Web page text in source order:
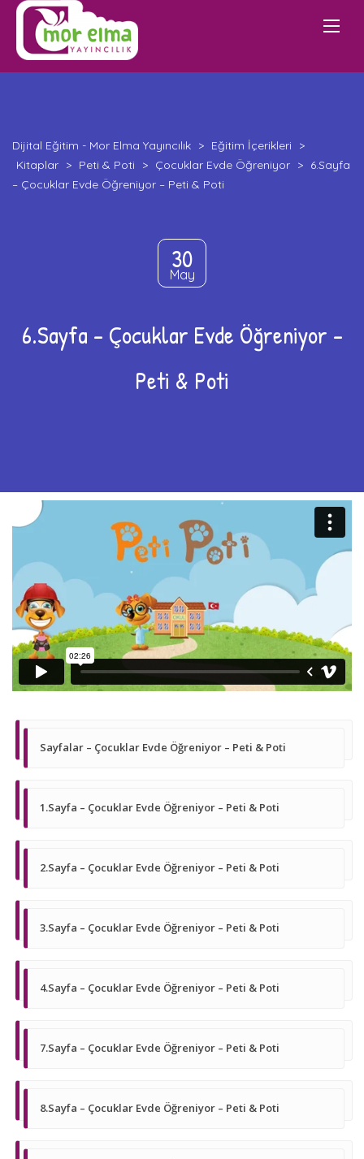
Dijital Eğitim - Mor Elma Yayıncılık > Eğitim İçerikleri
>
Kitaplar > Peti & Poti > Çocuklar Evde Öğreniyor > 6.Sayfa
– Çocuklar Evde Öğreniyor – Peti & Poti
30
May
6.Sayfa – Çocuklar Evde Öğreniyor –
Peti & Poti
Sayfalar – Çocuklar Evde Öğreniyor – Peti & Poti
1.Sayfa – Çocuklar Evde Öğreniyor – Peti & Poti
2.Sayfa – Çocuklar Evde Öğreniyor – Peti & Poti
3.Sayfa – Çocuklar Evde Öğreniyor – Peti & Poti
4.Sayfa – Çocuklar Evde Öğreniyor – Peti & Poti
7.Sayfa – Çocuklar Evde Öğreniyor – Peti & Poti
8.Sayfa – Çocuklar Evde Öğreniyor – Peti & Poti